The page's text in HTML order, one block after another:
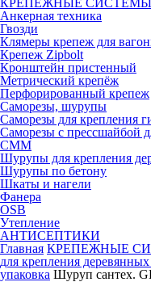
КРЕПЕЖНЫЕ СИСТЕМЫ
Анкерная техника
Гвозди
Клямеры крепеж для
Крепеж Zipbolt
Кронштейн пристенный
Метрический крепёж
Перфорированный крепеж
Саморезы, шурупы
Саморезы для крепления
Саморезы с прессшайбой
СММ
Шурупы для крепления
Шурупы по бетону
Шкаты и нагели
Фанера
OSB
Утепление
АНТИСЕПТИКИ
Главная КРЕПЕЖНЫЕ
для крепления
упаковка Шуруп сантех.